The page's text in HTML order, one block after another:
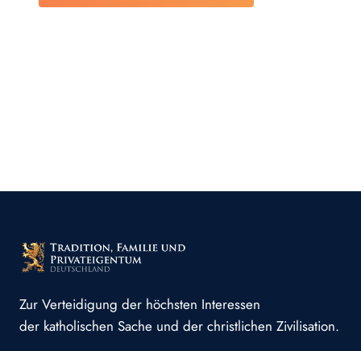
Zur Verteidigung der höchsten Interessen
der katholischen Sache und der christlichen Zivilisation.